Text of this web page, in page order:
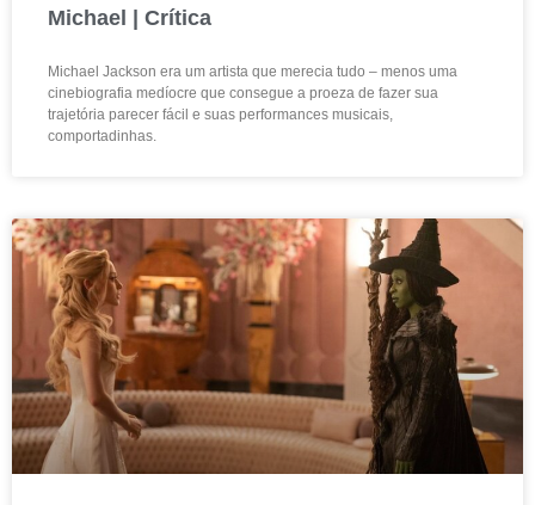
Michael | Crítica
Michael Jackson era um artista que merecia tudo – menos uma
cinebiografia medíocre que consegue a proeza de fazer sua
trajetória parecer fácil e suas performances musicais,
comportadinhas.